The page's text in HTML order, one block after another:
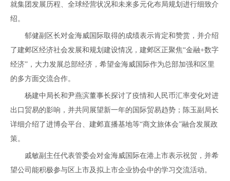
就集团发展历程、全球经营状况和未来多元化布局规划进行细致介
绍。
郁健副区长对金海威国际取得的成绩表示肯定和赞赏，并介绍
了建邺区经济社会发展和规划建设情况，建邺区正聚焦“金融+数字
经济”，大力发展总部经济，希望金海威国际作为总部加强和区里
的多方面交流合作。
杨建中局长和尹燕滨董事长探讨了疫情和人民币汇率变化对进
出口贸易的影响，并共同展望新一年的国际贸易趋势；陈玉副局长
详细介绍了进博会平台、建邺直播基地等“商文旅体会”融合发展政
策。
戚敏副主任代表管委会对金海威国际在港上市表示祝贺，并希
望公司能积极参与区上市及拟上市企业协会中的学习交流活动。